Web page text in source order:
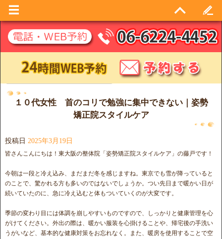
日別アーカイブ: 2025年3月19日
１０代女性 首のコリで勉強に集中できない｜姿勢
矯正院スタイルケア
投稿日 2025年3月19日
皆さんこんにちは！東大阪の整体院「姿勢矯正院スタイルケア」の藤戸です！
今朝は一段と冷え込み、まだまだ冬を感じますね。東京でも雪が降っていると
のことで、驚かれる方も多いのではないでしょうか。つい先日まで暖かい日が
続いていたのに、急に冷え込むと体もついていくのが大変です。
季節の変わり目には体調を崩しやすいものですので、しっかりと健康管理を心
がけてください。外出の際は、暖かい服装を心掛けることや、帰宅後の手洗い
うがいなど、基本的な健康対策をお忘れなく。また、暖房を使用することで空